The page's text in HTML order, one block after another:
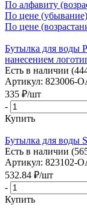
По алфавиту
По цене (убывание)
По цене
Бутылка для воды
нанесением
Есть в наличии
Артикул: 823006-
335 ₽/шт
-
Купить
Бутылка для воды
Есть в наличии
Артикул: 823102-
532.84 ₽/шт
-
Купить